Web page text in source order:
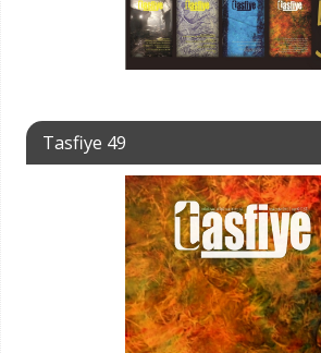
Tasfiye 49